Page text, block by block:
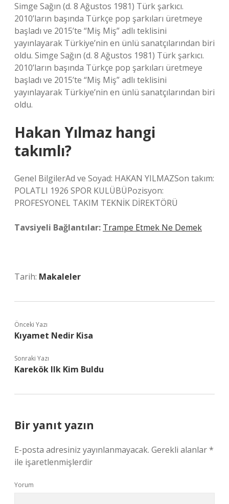
Simge Sağın (d. 8 Ağustos 1981) Türk şarkıcı.
2010’ların başında Türkçe pop şarkıları üretmeye
başladı ve 2015’te “Miş Miş” adlı teklisini
yayınlayarak Türkiye’nin en ünlü sanatçılarından biri
oldu. Simge Sağın (d. 8 Ağustos 1981) Türk şarkıcı.
2010’ların başında Türkçe pop şarkıları üretmeye
başladı ve 2015’te “Miş Miş” adlı teklisini
yayınlayarak Türkiye’nin en ünlü sanatçılarından biri
oldu.
Hakan Yılmaz hangi
takımlı?
Genel BilgilerAd ve Soyad: HAKAN YILMAZSon takım:
POLATLI 1926 SPOR KULÜBÜPozisyon:
PROFESYONEL TAKIM TEKNİK DİREKTÖRÜ
Tavsiyeli Bağlantılar: Trampe Etmek Ne Demek
Tarih: Makaleler
Önceki Yazı
Kıyamet Nedir Kisa
Sonraki Yazı
Karekök Ilk Kim Buldu
Bir yanıt yazın
E-posta adresiniz yayınlanmayacak. Gerekli alanlar*
ile işaretlenmişlerdir
Yorum